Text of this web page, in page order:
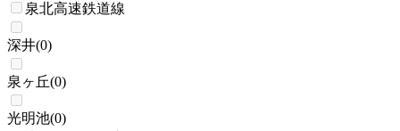
泉北高速鉄道線
深井(0)
泉ヶ丘(0)
光明池(0)